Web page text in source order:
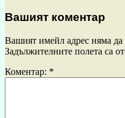
Вашият коментар
Вашият имейл адрес няма да
Задължителните полета са
Коментар: *